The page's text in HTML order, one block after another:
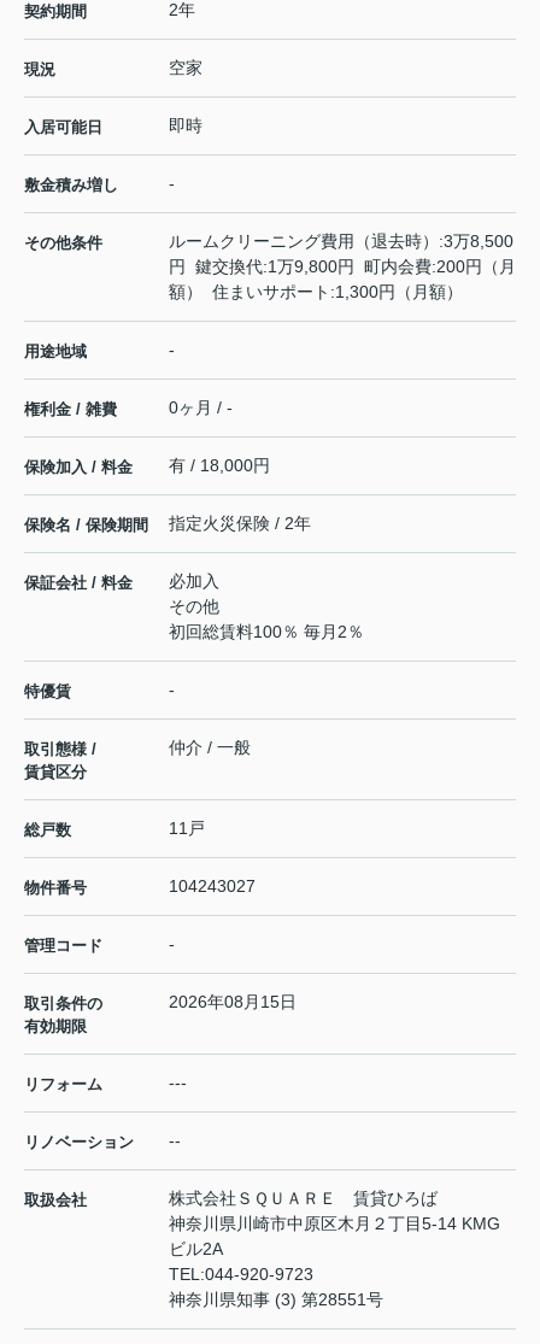
契約期間 2年
現況 空家
入居可能日 即時
敷金積み増し -
その他条件
ルームクリーニング費用（退去時）:3万8,500
円 鍵交換代:1万9,800円 町内会費:200円（月
額） 住まいサポート:1,300円（月額）
用途地域 -
権利金 / 雑費 0ヶ月 / -
保険加入 / 料金 有 / 18,000円
保険名 / 保険期間 指定火災保険 / 2年
保証会社 / 料金
必加入
その他
初回総賃料100％ 毎月2％
特優賃 -
取引態様 /
賃貸区分
仲介 / 一般
総戸数 11戸
物件番号 104243027
管理コード -
取引条件の
有効期限
2026年08月15日
リフォーム ---
リノベーション --
取扱会社
株式会社ＳＱＵＡＲＥ 賃貸ひろば
神奈川県川崎市中原区木月２丁目5-14 KMG
ビル2A
TEL:044-920-9723
神奈川県知事 (3) 第28551号